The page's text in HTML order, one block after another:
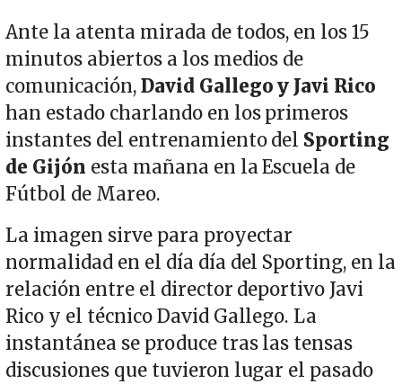
Ante la atenta mirada de todos, en los 15
minutos abiertos a los medios de
comunicación,David Gallego y Javi Rico
han estado charlando en los primeros
instantes del entrenamiento del Sporting
de Gijón esta mañana en la Escuela de
Fútbol de Mareo.
La imagen sirve para proyectar
normalidad en el día día del Sporting, en la
relación entre el director deportivo Javi
Rico y el técnico David Gallego. La
instantánea se produce tras las tensas
discusiones que tuvieron lugar el pasado